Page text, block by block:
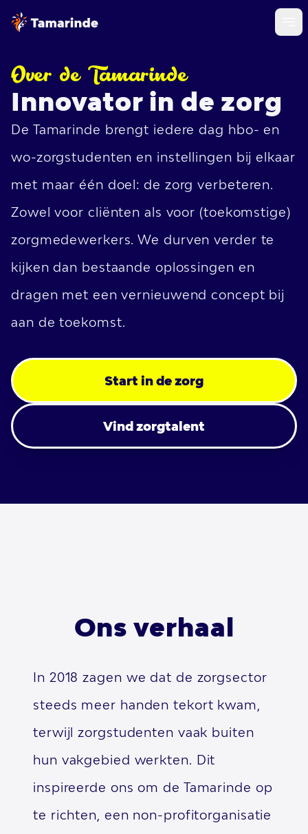
Over de Tamarinde
Innovator in de zorg
De Tamarinde brengt iedere dag hbo- en
wo-zorgstudenten en instellingen bij elkaar
met maar één doel: de zorg verbeteren.
Zowel voor cliënten als voor (toekomstige)
zorgmedewerkers. We durven verder te
kijken dan bestaande oplossingen en
dragen met een vernieuwend concept bij
aan de toekomst.
Start in de zorg
Vind zorgtalent
Ons verhaal
In 2018 zagen we dat de zorgsector
steeds meer handen tekort kwam,
terwijl zorgstudenten vaak buiten
hun vakgebied werkten. Dit
inspireerde ons om de Tamarinde op
te richten, een non-profitorganisatie